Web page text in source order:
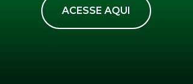
ACESSE AQUI